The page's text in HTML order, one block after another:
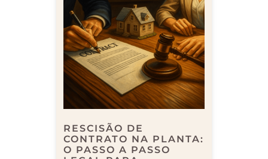
RESCISÃO DE
CONTRATO NA PLANTA:
O PASSO A PASSO